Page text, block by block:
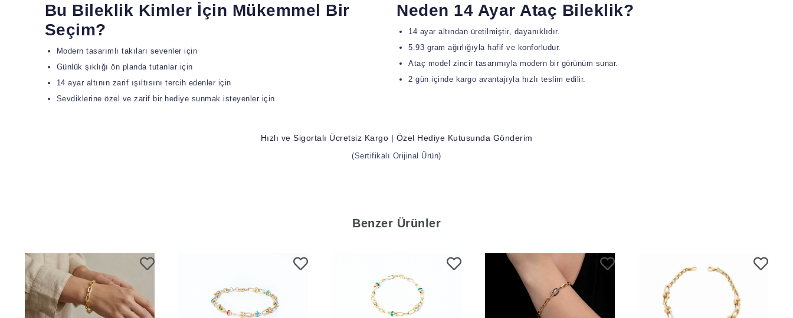
Bu Bileklik Kimler İçin Mükemmel Bir
Seçim?
Modern tasarımlı takıları sevenler için
Günlük şıklığı ön planda tutanlar için
14 ayar altının zarif ışıltısını tercih edenler için
Sevdiklerine özel ve zarif bir hediye sunmak isteyenler için
Neden 14 Ayar Ataç Bileklik?
14 ayar altından üretilmiştir, dayanıklıdır.
5.93 gram ağırlığıyla hafif ve konforludur.
Ataç model zincir tasarımıyla modern bir görünüm sunar.
2 gün içinde kargo avantajıyla hızlı teslim edilir.
Hızlı ve Sigortalı Ücretsiz Kargo | Özel Hediye Kutusunda Gönderim
(Sertifikalı Orijinal Ürün)
Benzer Ürünler